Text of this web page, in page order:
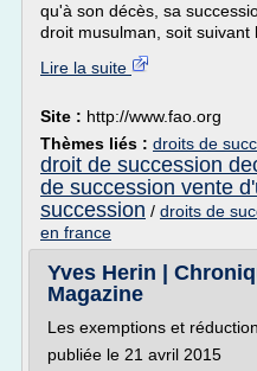
qu'à son décès, sa
droit musulman, soit suivant
Lire la suite
Site : http://www.fao.org
Thèmes liés : droits de
droit de succession
de succession vente
succession / droits de
en france
Yves Herin |
Magazine
Les exemptions et
publiée le 21 avril 2015